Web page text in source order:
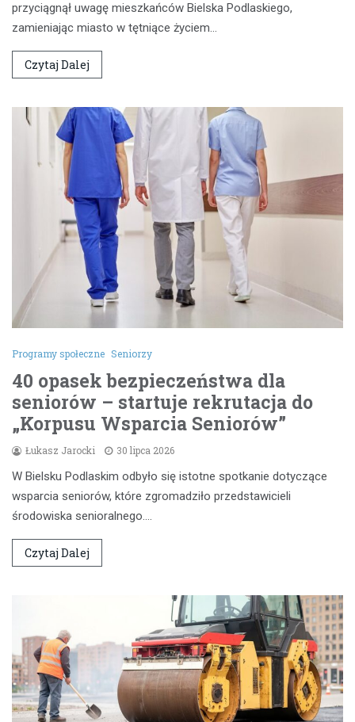
przyciągnął uwagę mieszkańców Bielska Podlaskiego,
zamieniając miasto w tętniące życiem…
Czytaj Dalej
Programy społeczne Seniorzy
40 opasek bezpieczeństwa dla
seniorów – startuje rekrutacja do
„Korpusu Wsparcia Seniorów”
Łukasz Jarocki 30 lipca 2026
W Bielsku Podlaskim odbyło się istotne spotkanie dotyczące
wsparcia seniorów, które zgromadziło przedstawicieli
środowiska senioralnego.…
Czytaj Dalej